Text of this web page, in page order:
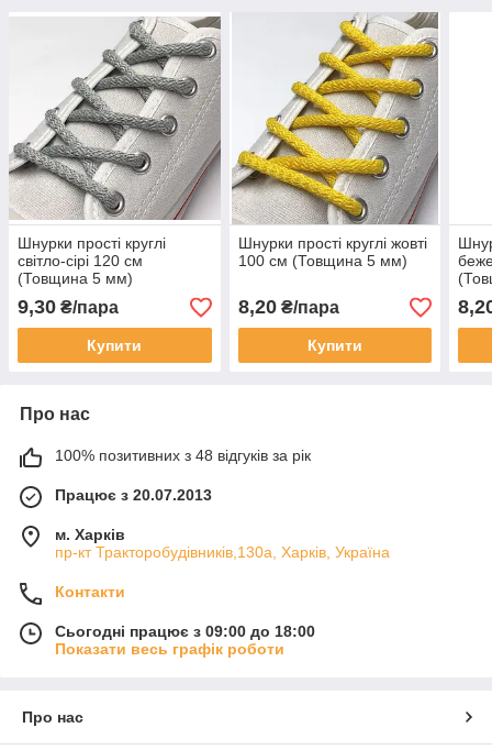
Шнурки прості круглі
світло-сірі 120 см
(Товщина 5 мм)
9,30 ₴/пара
Купити
Шнурки прості круглі жовті
100 см (Товщина 5 мм)
8,20₴/пара
Купити
Про нас
100% позитивних з 48 відгуків за рік
Працює з 20.07.2013
м. Харків
пр-кт Тракторобудівників,130а, Харків, Україна
Контакти
Сьогодні працює з 09:00 до 18:00
Показати весь графік роботи
Про нас